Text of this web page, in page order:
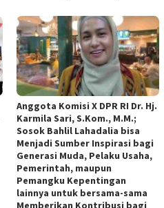
Anggota Komisi X DPR RI Dr. Hj.
Karmila Sari, S.Kom., M.M.;
Sosok Bahlil Lahadalia bisa
Menjadi Sumber Inspirasi bagi
Generasi Muda, Pelaku Usaha,
Pemerintah, maupun
Pemangku Kepentingan
lainnya untuk bersama-sama
Memberikan Kontribusi bagi